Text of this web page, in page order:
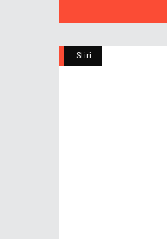
Stiri